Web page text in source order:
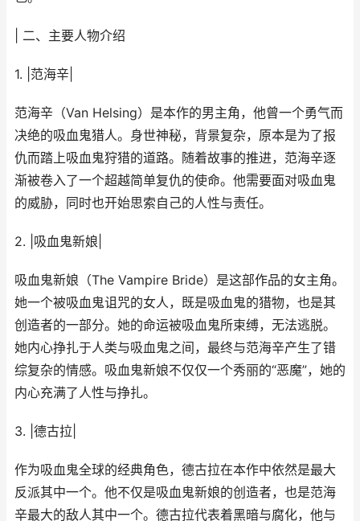
| 二、主要人物介绍
1. |范海辛|
范海辛（Van Helsing）是本作的男主角，他曾一个勇气而
决绝的吸血鬼猎人。身世神秘，背景复杂，原本是为了报
仇而踏上吸血鬼狩猎的道路。随着故事的推进，范海辛逐
渐被卷入了一个超越简单复仇的使命。他需要面对吸血鬼
的威胁，同时也开始思索自己的人性与责任。
2. |吸血鬼新娘|
吸血鬼新娘（The Vampire Bride）是这部作品的女主角。
她一个被吸血鬼诅咒的女人，既是吸血鬼的猎物，也是其
创造者的一部分。她的命运被吸血鬼所束缚，无法逃脱。
她内心挣扎于人类与吸血鬼之间，最终与范海辛产生了错
综复杂的情感。吸血鬼新娘不仅仅一个秀丽的“恶魔”，她的
内心充满了人性与挣扎。
3. |德古拉|
作为吸血鬼全球的经典角色，德古拉在本作中依然是最大
反派其中一个。他不仅是吸血鬼新娘的创造者，也是范海
辛最大的敌人其中一个。德古拉代表着黑暗与腐化，他与